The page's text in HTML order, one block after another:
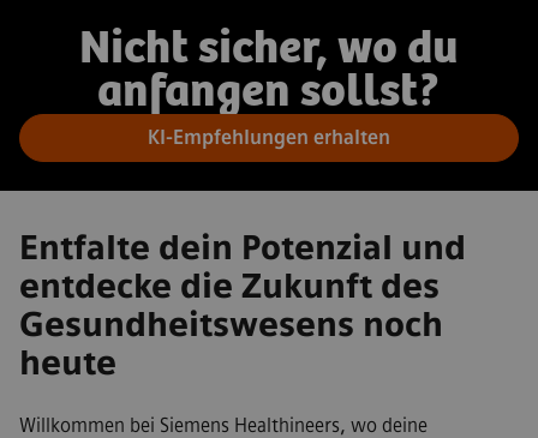
Nicht sicher, wo du
anfangen sollst?
KI-Empfehlungen erhalten
Entfalte dein Potenzial und
entdecke die Zukunft des
Gesundheitswesens noch
heute
Willkommen bei Siemens Healthineers, wo deine